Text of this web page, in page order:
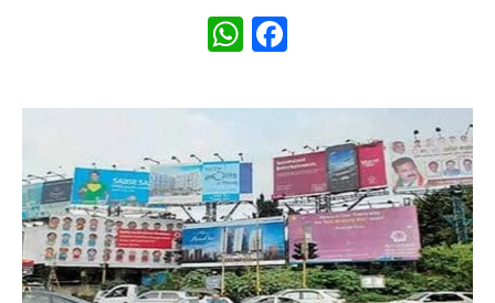
W
at
A
p
p
c
e
b
o
o
k